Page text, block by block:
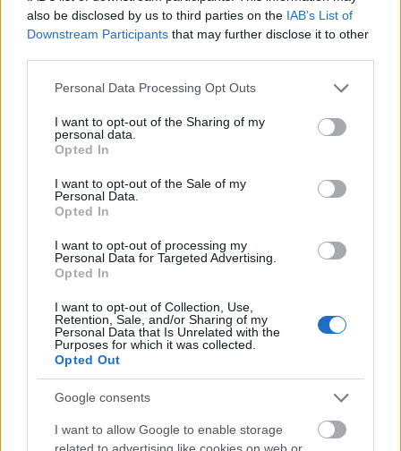
also be disclosed by us to third parties on the IAB’s List of
Downstream Participants that may further disclose it to other
Please note that this website/app uses one or more Google
not limited to your visit or usage behaviour. You may click to
grant or deny consent to Google and its third-party tags to
use your data for below specified purposes in below Google
consent section.
Personal Data Processing Opt Outs
I want to opt-out of the Sharing of my
personal data.
Opted In
I want to opt-out of the Sale of my
Personal Data.
Opted In
I want to opt-out of processing my
Personal Data for Targeted Advertising.
Opted In
I want to opt-out of Collection, Use,
Retention, Sale, and/or Sharing of my
Personal Data that Is Unrelated with the
Purposes for which it was collected.
Opted Out
Google consents
I want to allow Google to enable storage
related to advertising like cookies on web or
arrangørtabbe også på guttas skiathlon et par timer
senere: Etter to minutter stod en løypevakt i løypa
Men til forskjell fra damenes løp var det ingen
som gikk feil vei. Herreløperne holdt seg på riktig
arrangøren med skrekken på herrenes skiathlon.
FAKTA: NM 2024
Hvem:Menn og kvinner senior og para, samt de
10 beste juniorene i sprint og distanse
Disse juniorene får gå senior NM
Norgesmesterskap på ski del 1
Hvor:Beitostølen
Alle konkurranser sendes på NRK